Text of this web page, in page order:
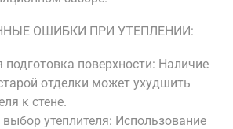
ОШИБКИ ПРИ УТЕПЛЕНИИ:
подготовка поверхности: Наличие
отделки может ухудшить
к стене.
утеплителя: Использование